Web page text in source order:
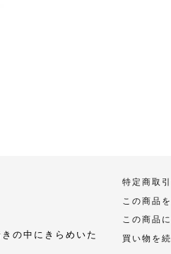
の中にきらめいた
特定商取
この商品
この商品
買い物を